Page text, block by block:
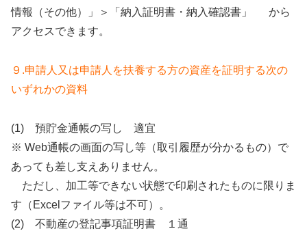
情報（その他）」＞「納入証明書・納入確認書」 から
アクセスできます。
９.申請人又は申請人を扶養する方の資産を証明する次の
いずれかの資料
(1) 預貯金通帳の写し 適宜
※ Web通帳の画面の写し等（取引履歴が分かるもの）で
あっても差し支えありません。
ただし、加工等できない状態で印刷されたものに限りま
す（Excelファイル等は不可）。
(2) 不動産の登記事項証明書 １通